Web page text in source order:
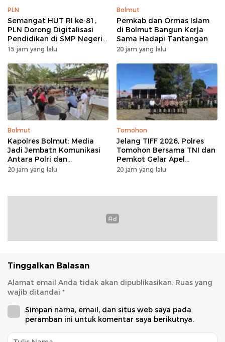
PLN
Semangat HUT RI ke-81,
PLN Dorong Digitalisasi
Pendidikan di SMP Negeri
1 Palu Lewat Program TJSL
15 jam yang lalu
Bolmut
Pemkab dan Ormas Islam
di Bolmut Bangun Kerja
Sama Hadapi Tantangan
20 jam yang lalu
Bolmut
Kapolres Bolmut: Media
Jadi Jembatn Komunikasi
Antara Polri dan
Masyarakat
20 jam yang lalu
Tomohon
Jelang TIFF 2026, Polres
Tomohon Bersama TNI dan
Pemkot Gelar Apel
Kesiapan Pengamanan
20 jam yang lalu
Tinggalkan Balasan
Alamat email Anda tidak akan dipublikasikan. Ruas yang
wajib ditandai *
Simpan nama, email, dan situs web saya pada
peramban ini untuk komentar saya berikutnya.